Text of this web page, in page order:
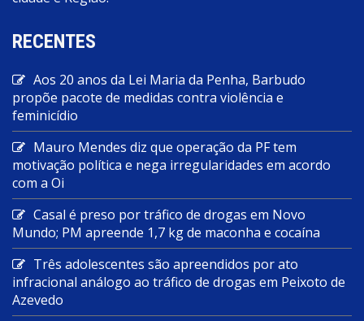
RECENTES
Aos 20 anos da Lei Maria da Penha, Barbudo
propõe pacote de medidas contra violência e
feminicídio
Mauro Mendes diz que operação da PF tem
motivação política e nega irregularidades em acordo
com a Oi
Casal é preso por tráfico de drogas em Novo
Mundo; PM apreende 1,7 kg de maconha e cocaína
Três adolescentes são apreendidos por ato
infracional análogo ao tráfico de drogas em Peixoto de
Azevedo